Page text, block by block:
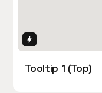
Tooltip 1 (Top)